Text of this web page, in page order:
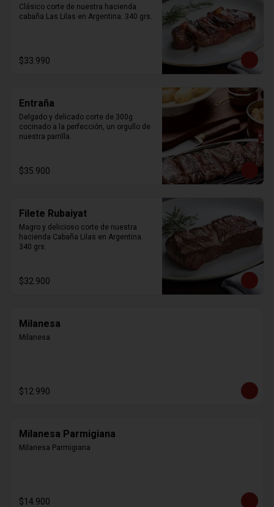
Clásico corte de nuestra hacienda
cabaña Las Lilas en Argentina. 340 grs.
$33.990
Entraña
Delgado y delicado corte de 300g
cocinado a la perfección, un orgullo de
nuestra parrilla.
$35.900
Filete Rubaiyat
Magro y delicioso corte de nuestra
hacienda Cabaña Lilas en Argentina.
340 grs.
$32.900
Milanesa
Milanesa
$12.990
Milanesa Parmigiana
Milanesa Parmigiana
$14.900